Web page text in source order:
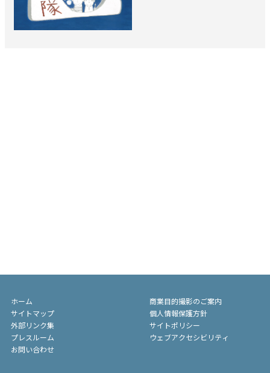
ホーム
サイトマップ
外部リンク集
プレスルーム
お問い合わせ
商業目的撮影のご案内
個人情報保護方針
サイトポリシー
ウェブアクセシビリティ